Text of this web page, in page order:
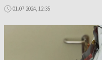
01.07.2024, 12:35